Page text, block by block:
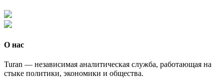
О нас
Turan — независимая аналитическая служба, работающая на
стыке политики, экономики и общества.